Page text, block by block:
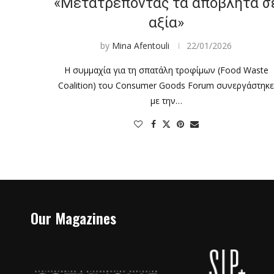
αξία»
by Mina Afentouli 22/01/2026
Η συμμαχία για τη σπατάλη τροφίμων (Food Waste
Coalition) του Consumer Goods Forum συνεργάστηκε
με την…
Our Magazines